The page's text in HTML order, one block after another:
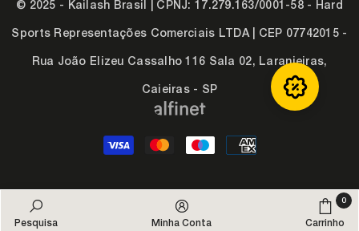
© 2025 - Kailash Brasil | CPNJ: 17.279.163/0001-58 - Hard
Sports Representações Comerciais LTDA | CEP 07742015 -
Rua João Elizeu Cassalho 116 Sala 02, Laranjeiras,
Caieiras - SP
Formas
de
Pesquisa Minha Conta Carrinho
0
0